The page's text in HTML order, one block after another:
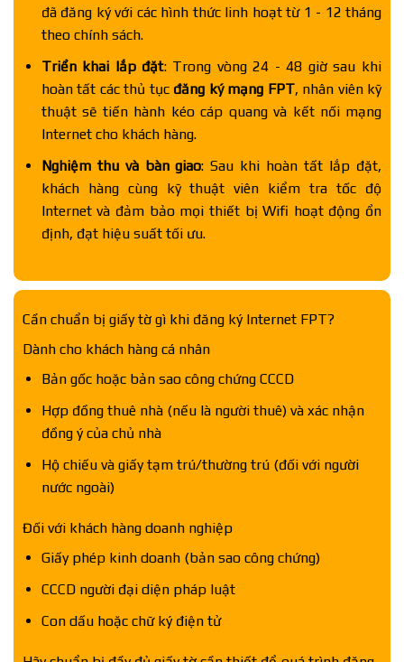
đã đăng ký với các hình thức linh hoạt từ 1 - 12 tháng
theo chính sách.
Triển khai lắp đặt: Trong vòng 24 - 48 giờ sau khi
hoàn tất các thủ tục đăng ký mạng FPT, nhân viên kỹ
thuật sẽ tiến hành kéo cáp quang và kết nối mạng
Internet cho khách hàng.
Nghiệm thu và bàn giao: Sau khi hoàn tất lắp đặt,
khách hàng cùng kỹ thuật viên kiểm tra tốc độ
Internet và đảm bảo mọi thiết bị Wifi hoạt động ổn
định, đạt hiệu suất tối ưu.
Cần chuẩn bị giấy tờ gì khi đăng ký Internet FPT?
Dành cho khách hàng cá nhân
Bản gốc hoặc bản sao công chứng CCCD
Hợp đồng thuê nhà (nếu là người thuê) và xác nhận
đồng ý của chủ nhà
Hộ chiếu và giấy tạm trú/thường trú (đối với người
nước ngoài)
Đối với khách hàng doanh nghiệp
Giấy phép kinh doanh (bản sao công chứng)
CCCD người đại diện pháp luật
Con dấu hoặc chữ ký điện tử